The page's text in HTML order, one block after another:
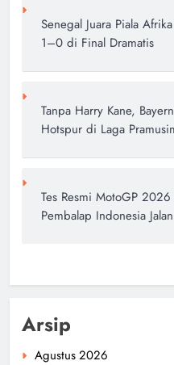
Senegal Juara Piala
1–0 di Final Dramatis
Tanpa Harry Kane,
Hotspur di Laga
Tes Resmi MotoGP
Pembalap Indonesia
Arsip
Agustus 2026